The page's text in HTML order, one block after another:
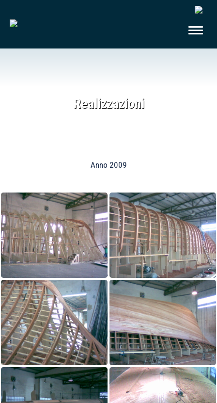
Realizzazioni
Anno 2009